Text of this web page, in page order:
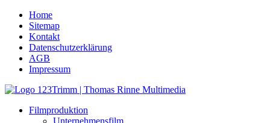
Home
Sitemap
Kontakt
Datenschutzerklärung
AGB
Impressum
Filmproduktion
Unternehmensfilm